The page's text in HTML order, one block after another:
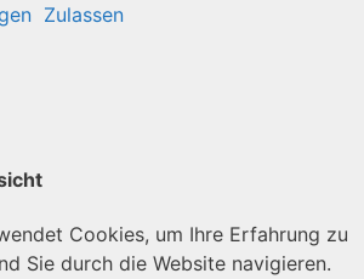
Zulassen
Cookies, um Ihre Erfahrung zu
Sie durch die Website navigieren.